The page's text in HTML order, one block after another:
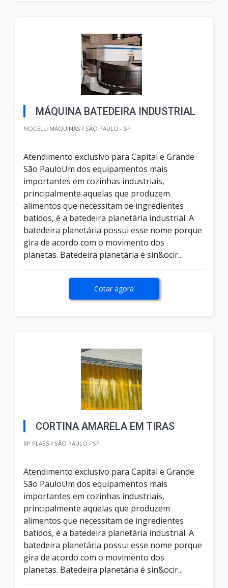
MÁQUINA BATEDEIRA INDUSTRIAL
NOCELLI MÁQUINAS / SÃO PAULO - SP
Atendimento exclusivo para Capital e Grande
São PauloUm dos equipamentos mais
importantes em cozinhas industriais,
principalmente aquelas que produzem
alimentos que necessitam de ingredientes
batidos, é a batedeira planetária industrial. A
batedeira planetária possui esse nome porque
gira de acordo com o movimento dos
planetas. Batedeira planetária é sin&ocir...
Cotar agora
CORTINA AMARELA EM TIRAS
RP PLASS / SÃO PAULO - SP
Atendimento exclusivo para Capital e Grande
São PauloUm dos equipamentos mais
importantes em cozinhas industriais,
principalmente aquelas que produzem
alimentos que necessitam de ingredientes
batidos, é a batedeira planetária industrial. A
batedeira planetária possui esse nome porque
gira de acordo com o movimento dos
planetas. Batedeira planetária é sin&ocir...